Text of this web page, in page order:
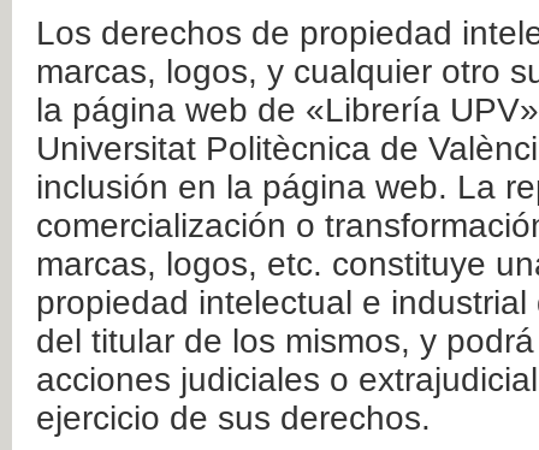
Los derechos de propiedad
marcas, logos, y cualquier otro
la página web de «Librería
Universitat Politècnica de
inclusión en la página web. La
comercialización o
marcas, logos, etc. constituye
propiedad intelectual e
del titular de los mismos, y
acciones judiciales o
ejercicio de sus derechos.